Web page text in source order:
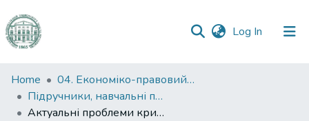
Log In (current)
Communities
&
Collections
Home
04. Економіко-правовий факультет
Підручники, навчальні посібники та інші науково- та навчально-методичні праці ЕПФ
Актуальні проблеми кримінального права та кримінології